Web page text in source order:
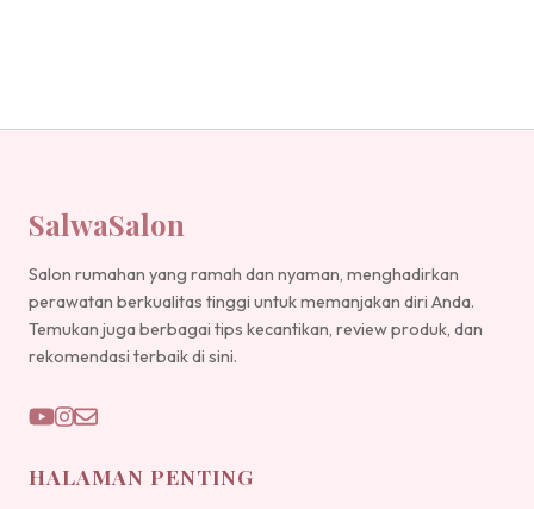
SalwaSalon
Salon rumahan yang ramah dan nyaman, menghadirkan
perawatan berkualitas tinggi untuk memanjakan diri Anda.
Temukan juga berbagai tips kecantikan, review produk, dan
rekomendasi terbaik di sini.
HALAMAN PENTING